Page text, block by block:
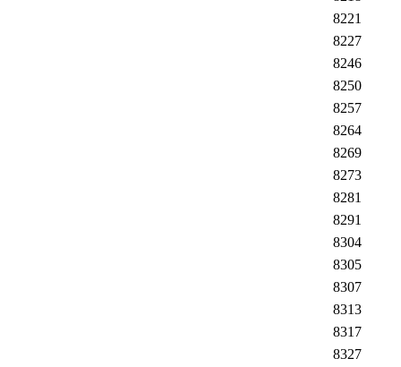
8221
8227
8246
8250
8257
8264
8269
8273
8281
8291
8304
8305
8307
8313
8317
8327